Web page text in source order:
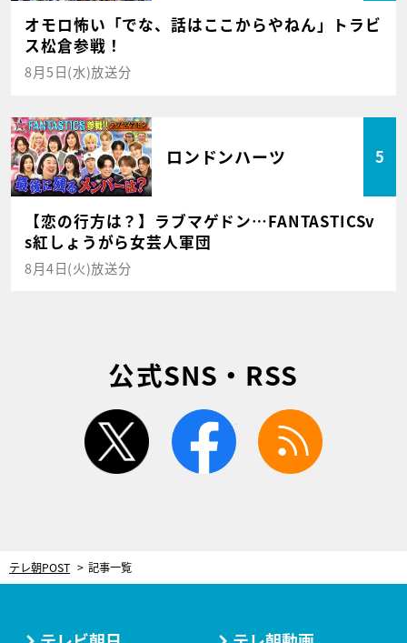
オモロ怖い「でな、話はここからやねん」トラビ
ス松倉参戦！
8月5日(水)放送分
ロンドンハーツ 5
【恋の行方は？】ラブマゲドン…FANTASTICSv
s紅しょうがら女芸人軍団
8月4日(火)放送分
公式SNS・RSS
twitter facebook
テレ朝POST 記事一覧